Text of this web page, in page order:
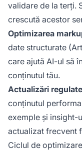
validare de la terți.
crescută acestor
Optimizarea
date structurate
care ajută AI-ul să
conținutul tău.
Actualizări
conținutul
exemple și insight-
actualizat frecvent
Ciclul de